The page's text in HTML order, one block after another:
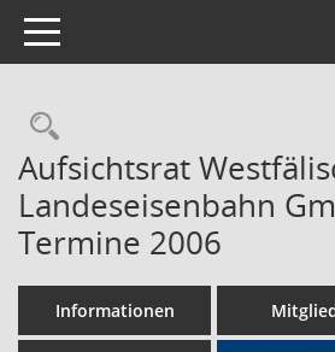
Toggle navigation
Rechercheauswahl
Aufsichtsrat
Landeseisenbahn
Termine 2006
Informationen